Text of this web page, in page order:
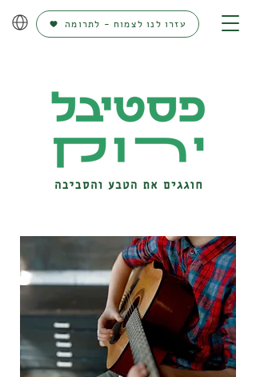
עזרו לנו לצמוח - לתרומה